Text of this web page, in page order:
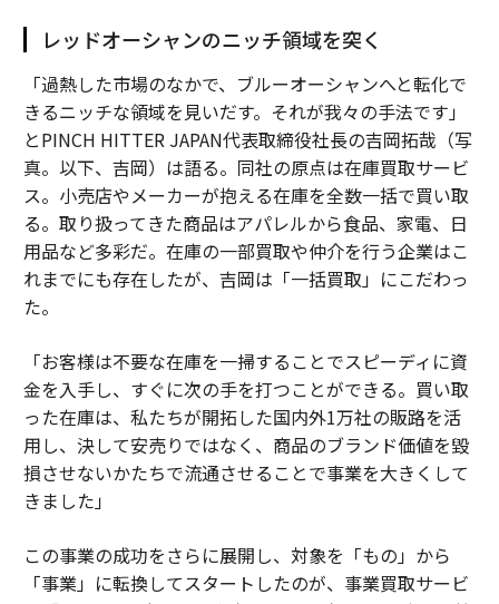
レッドオーシャンのニッチ領域を突く
「過熱した市場のなかで、ブルーオーシャンへと転化で
きるニッチな領域を見いだす。それが我々の手法です」
とPINCH HITTER JAPAN代表取締役社長の吉岡拓哉（写
真。以下、吉岡）は語る。同社の原点は在庫買取サービ
ス。小売店やメーカーが抱える在庫を全数一括で買い取
る。取り扱ってきた商品はアパレルから食品、家電、日
用品など多彩だ。在庫の一部買取や仲介を行う企業はこ
れまでにも存在したが、吉岡は「一括買取」にこだわっ
た。
「お客様は不要な在庫を一掃することでスピーディに資
金を入手し、すぐに次の手を打つことができる。買い取
った在庫は、私たちが開拓した国内外1万社の販路を活
用し、決して安売りではなく、商品のブランド価値を毀
損させないかたちで流通させることで事業を大きくして
きました」
この事業の成功をさらに展開し、対象を「もの」から
「事業」に転換してスタートしたのが、事業買取サービ